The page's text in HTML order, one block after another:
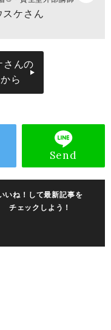
スケさん
さんの
ら
Send
いね！して最新記事を
チェックしよう！